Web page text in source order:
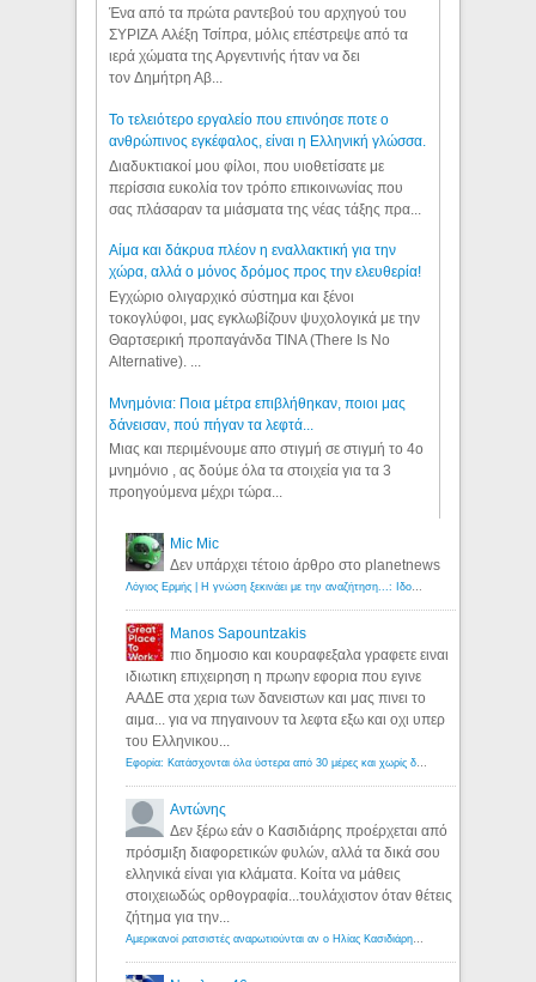
Ένα από τα πρώτα ραντεβού του αρχηγού του
ΣΥΡΙΖΑ Αλέξη Τσίπρα, μόλις επέστρεψε από τα
ιερά χώματα της Αργεντινής ήταν να δει
τον Δημήτρη Αβ...
Το τελειότερο εργαλείο που επινόησε ποτε ο
ανθρώπινος εγκέφαλος, είναι η Ελληνική γλώσσα.
Διαδυκτιακοί μου φίλοι, που υιοθετίσατε με
περίσσια ευκολία τον τρόπο επικοινωνίας που
σας πλάσαραν τα μιάσματα της νέας τάξης πρα...
Αίμα και δάκρυα πλέον η εναλλακτική για την
χώρα, αλλά ο μόνος δρόμος προς την ελευθερία!
Εγχώριο ολιγαρχικό σύστημα και ξένοι
τοκογλύφοι, μας εγκλωβίζουν ψυχολογικά με την
Θαρτσερική προπαγάνδα TINA (There Is No
Alternative). ...
Μνημόνια: Ποια μέτρα επιβλήθηκαν, ποιοι μας
δάνεισαν, πού πήγαν τα λεφτά...
Μιας και περιμένουμε απο στιγμή σε στιγμή το 4ο
μνημόνιο , ας δούμε όλα τα στοιχεία για τα 3
προηγούμενα μέχρι τώρα...
Mic Mic
Δεν υπάρχει τέτοιο άρθρο στο planetnews
Λόγιος Ερμής | Η γνώση ξεκινάει με την αναζήτηση...: Ιδού οι 18 που χρωστούν 11 δις ευρώ!
Manos Sapountzakis
πιο δημοσιο και κουραφεξαλα γραφετε ειναι
ιδιωτικη επιχειρηση η πρωην εφορια που εγινε
ΑΑΔΕ στα χερια των δανειστων και μας πινει το
αιμα... για να πηγαινουν τα λεφτα εξω και οχι υπερ
του Ελληνικου...
Εφορία: Κατάσχονται όλα ύστερα από 30 μέρες και χωρίς δικαστικές αποφάσεις - Λόγιος Ερμής
Αντώνης
Δεν ξέρω εάν ο Κασιδιάρης προέρχεται από
πρόσμιξη διαφορετικών φυλών, αλλά τα δικά σου
ελληνικά είναι για κλάματα. Κοίτα να μάθεις
στοιχειωδώς ορθογραφία...τουλάχιστον όταν θέτεις
ζήτημα για την...
Αμερικανοί ρατσιστές αναρωτιούνται αν ο Ηλίας Κασιδιάρης ανήκει στη λευκή φυλή... - Λόγιος Ερμής